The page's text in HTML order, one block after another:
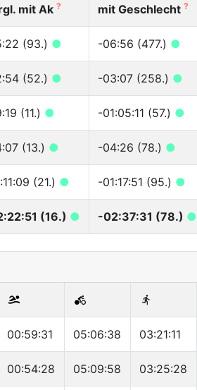
mit Ak ? mit Geschlecht ?
(93.) ● -06:56 (477.) ●
(52.) ● -03:07 (258.) ●
(11.) ● -01:05:11 (57.) ●
(13.) ● -04:26 (78.) ●
(21.) ● -01:17:51 (95.) ●
(16.) ● -02:37:31 (78.) ●
00:59:31 05:06:38 03:21:11
00:54:28 05:09:58 03:25:28